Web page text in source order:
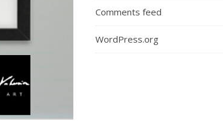
Comments feed
WordPress.org